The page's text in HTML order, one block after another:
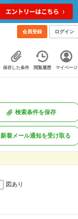
会員登録 ログイン
保存した条件 閲覧履歴 マイページ
検索条件を保存
新着メール通知を受け取る
図あり